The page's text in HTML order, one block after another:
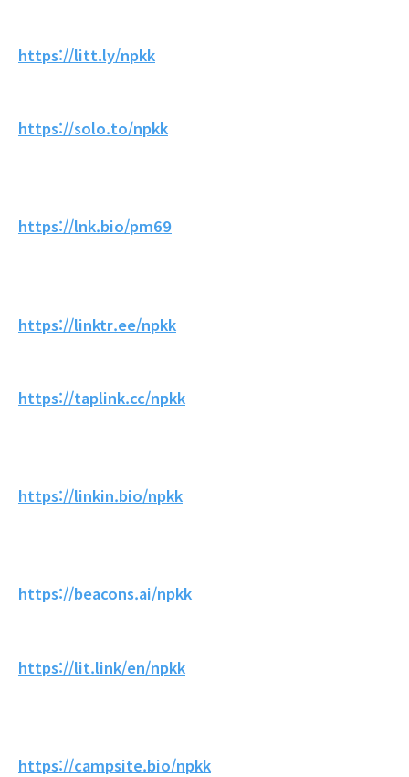
https://litt.ly/npkk
https://solo.to/npkk
https://lnk.bio/pm69
https://linktr.ee/npkk
https://taplink.cc/npkk
https://linkin.bio/npkk
https://beacons.ai/npkk
https://lit.link/en/npkk
https://campsite.bio/npkk